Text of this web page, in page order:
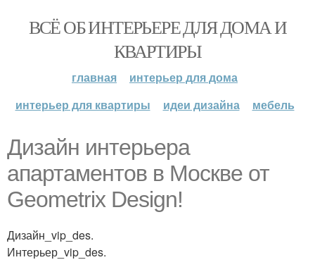
ВСЁ ОБ ИНТЕРЬЕРЕ ДЛЯ ДОМА И
КВАРТИРЫ
главная
интерьер для дома
интерьер для квартиры
идеи дизайна мебель
Дизайн интерьера
апартаментов в Москве от
Geometrix Design!
Дизайн_vip_des.
Интерьер_vip_des.